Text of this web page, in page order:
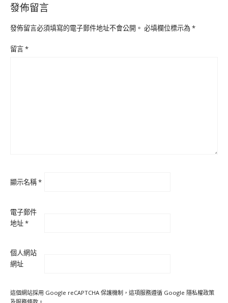
發佈留言
發佈留言必須填寫的電子郵件地址不會公開。 必填欄位標示為*
留言*
顯示名稱*
電子郵件
地址*
個人網站
網址
這個網站採用 Google reCAPTCHA 保護機制，這項服務遵循 Google 隱私權政策